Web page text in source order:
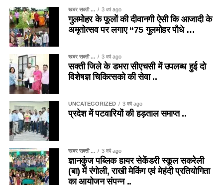
खबर सक्ती ... 3 वर्ष ago
गुलमोहर के फूलों की दीवानगी ऐसी कि आजादी के
अमृतोत्सव पर लगाए “75 गुलमोहर पौधे …
खबर सक्ती ... 3 वर्ष ago
सक्ती जिले के डभरा सीएचसी में उपलब्ध हुई दो
विशेषज्ञ चिकित्सको की सेवा ..
UNCATEGORIZED 3 वर्ष ago
प्रदेश में पटवारियों की हड़ताल समाप्त ..
खबर सक्ती ... 3 वर्ष ago
ज्ञानकुंज पब्लिक हायर सेकेंडरी स्कूल सकरेली
(बा) में रंगोली, राखी मेकिंग एवं मेहंदी प्रतियोगिता
का आयोजन संपन्न ..